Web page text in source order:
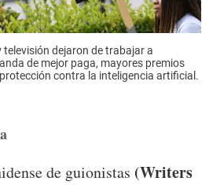
televisión dejaron de trabajar a
de mejor paga, mayores premios
contra la inteligencia artificial.
de guionistas (Writers